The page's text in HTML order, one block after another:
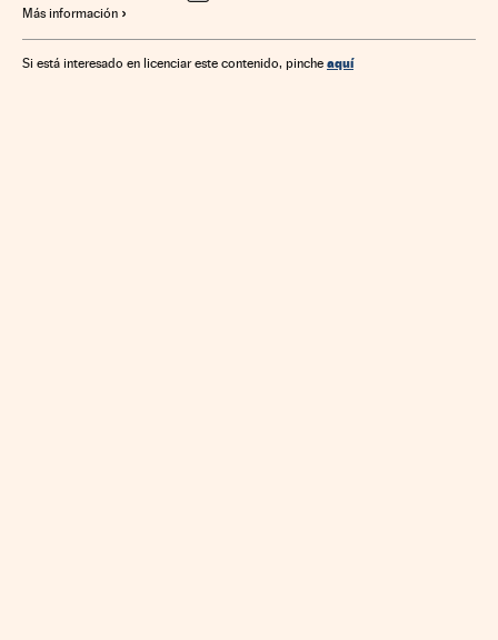
Gestoras fondos
Más información
Si está interesado en licenciar este contenido, pinche aquí